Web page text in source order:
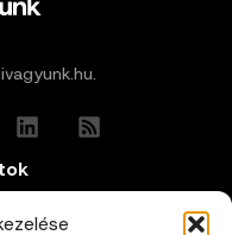
Feltételek